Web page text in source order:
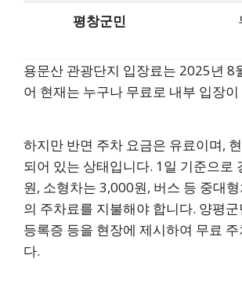
평창군민
용문산 관광단지 입장료는 2025년 8
어 현재는 누구나 무료로 내부 입장
하지만 반면 주차 요금은 유료이며,
되어 있는 상태입니다. 1일 기준으로
원, 소형차는 3,000원, 버스 등 중대
의 주차료를 지불해야 합니다. 양평
등록증 등을 현장에 제시하여 무료
다.